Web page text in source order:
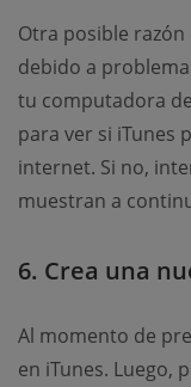
Otra posible
debido a
tu computadora
para ver si iTunes
internet. Si no,
muestran a
6. Crea una
Al momento de
en iTunes. Luego,